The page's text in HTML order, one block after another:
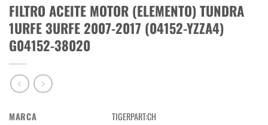
FILTRO ACEITE MOTOR (ELEMENTO) TUNDRA
1URFE 3URFE 2007-2017 (04152-YZZA4)
G04152-38020
MARCA TIGERPART:CH